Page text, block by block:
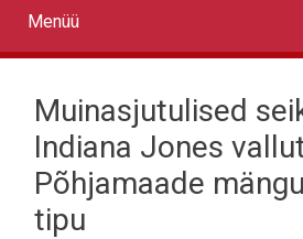
Primary
links
Menüü
Muinasjutulised
Indiana Jones
Põhjamaade
tipu